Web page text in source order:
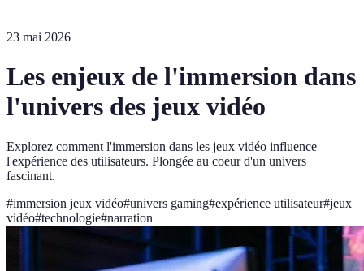
23 mai 2026
Les enjeux de l'immersion dans
l'univers des jeux vidéo
Explorez comment l'immersion dans les jeux vidéo influence
l'expérience des utilisateurs. Plongée au coeur d'un univers
fascinant.
#immersion jeux vidéo#univers gaming#expérience utilisateur#jeux
vidéo#technologie#narration